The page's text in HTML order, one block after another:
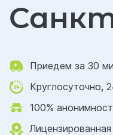
Приедем за 30
Круглосуточно,
100%